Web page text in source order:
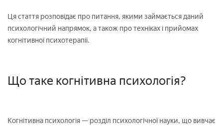
Ця стаття розповідає про питання, якими займається даний
психологічний напрямок, а також про техніках і прийомах
когнітивної психотерапії.
Що таке когнітивна психологія?
Когнітивна психологія — розділ психологічної науки, що вивчає